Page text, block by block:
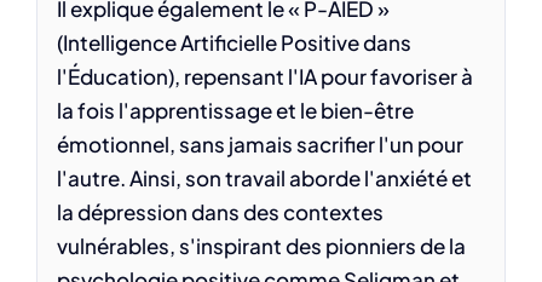
Il explique également le « P-AIED »
(Intelligence Artificielle Positive dans
l'Éducation), repensant l'IA pour favoriser à
la fois l'apprentissage et le bien-être
émotionnel, sans jamais sacrifier l'un pour
l'autre. Ainsi, son travail aborde l'anxiété et
la dépression dans des contextes
vulnérables, s'inspirant des pionniers de la